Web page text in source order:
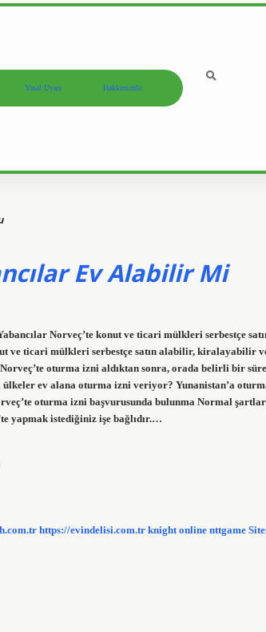
Yasal Uyarı Hakkımızda
Ev Alabilir Mi
Norveç’te konut ve ticari mülkleri serbestçe
ve ticari mülkleri serbestçe satın alabilir, kiralayabilir
oturma izni aldıktan sonra, orada belirli bir
ülkeler ev alana oturma izni veriyor? Yunanistan’a
oturma izni başvurusunda bulunma Normal
yapmak istediğiniz işe bağlıdır.…
https://evindelisi.com.tr knight online nttgame